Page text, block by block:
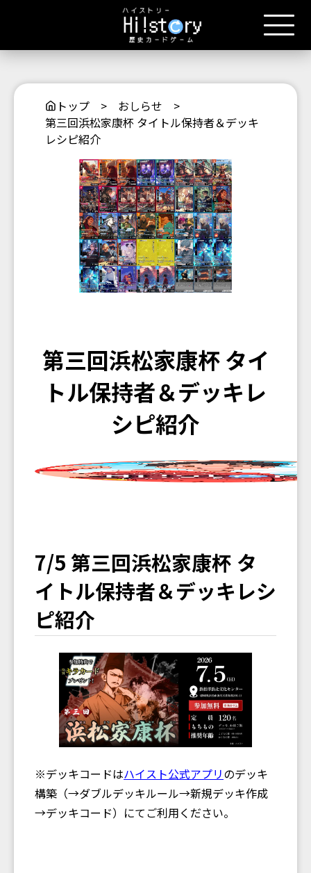
トップ > おしらせ >
第三回浜松家康杯 タイトル保持者＆デッキ
レシピ紹介
第三回浜松家康杯 タイ
トル保持者＆デッキレ
シピ紹介
7/5 第三回浜松家康杯 タ
イトル保持者＆デッキレシ
ピ紹介
※デッキコードはハイスト公式アプリのデッキ
構築（→ダブルデッキルール→新規デッキ作成
→デッキコード）にてご利用ください。